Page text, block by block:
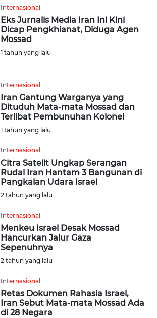
Internasional
Eks Jurnalis Media Iran Ini Kini
Dicap Pengkhianat, Diduga Agen
Mossad
1 tahun yang lalu
Internasional
Iran Gantung Warganya yang
Dituduh Mata-mata Mossad dan
Terlibat Pembunuhan Kolonel
1 tahun yang lalu
Internasional
Citra Satelit Ungkap Serangan
Rudal Iran Hantam 3 Bangunan di
Pangkalan Udara Israel
2 tahun yang lalu
Internasional
Menkeu Israel Desak Mossad
Hancurkan Jalur Gaza
Sepenuhnya
2 tahun yang lalu
Internasional
Retas Dokumen Rahasia Israel,
Iran Sebut Mata-mata Mossad Ada
di 28 Negara